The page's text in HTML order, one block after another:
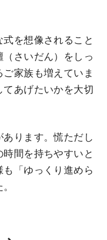
を想像されること
さいだん）をしっ
家族も増えていま
あげたいかを大切
ります。慌ただし
間を持ちやすいと
「ゆっくり進めら